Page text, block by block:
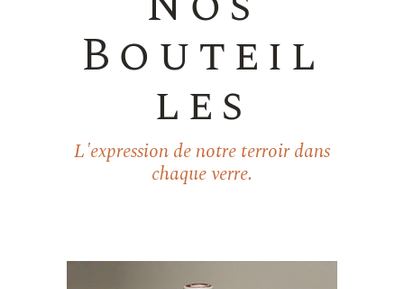
Bouteil
les
L'expression de notre terroir dans
chaque verre.